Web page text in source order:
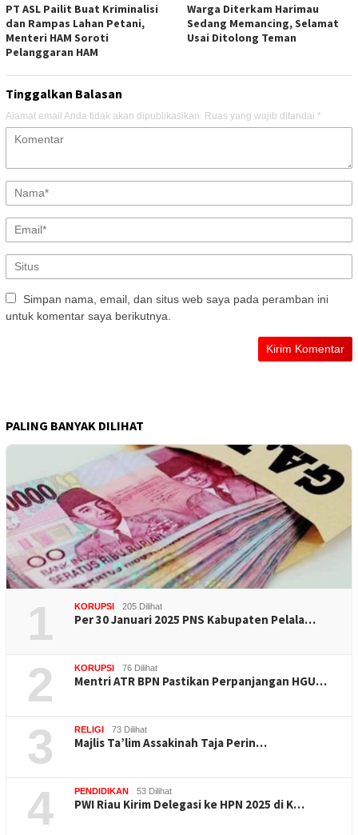
PT ASL Pailit Buat Kriminalisi
dan Rampas Lahan Petani,
Menteri HAM Soroti
Pelanggaran HAM
Warga Diterkam Harimau
Sedang Memancing, Selamat
Usai Ditolong Teman
Tinggalkan Balasan
Alamat email Anda tidak akan dipublikasikan. Ruas yang wajib ditandai *
Simpan nama, email, dan situs web saya pada peramban ini
untuk komentar saya berikutnya.
PALING BANYAK DILIHAT
1 KORUPSI 205 Dilihat
Per 30 Januari 2025 PNS Kabupaten Pelala…
2 KORUPSI 76 Dilihat
Mentri ATR BPN Pastikan Perpanjangan HGU…
3 RELIGI 73 Dilihat
Majlis Ta’lim Assakinah Taja Perin…
4 PENDIDIKAN 53 Dilihat
PWI Riau Kirim Delegasi ke HPN 2025 di K…